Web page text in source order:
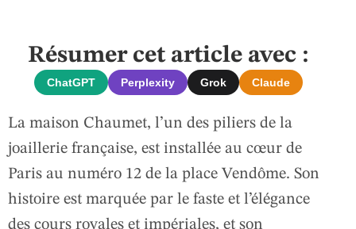
Résumer cet article avec :
ChatGPT Perplexity Grok Claude
La maison Chaumet, l’un des piliers de la
joaillerie française, est installée au cœur de
Paris au numéro 12 de la place Vendôme. Son
histoire est marquée par le faste et l’élégance
des cours royales et impériales, et son